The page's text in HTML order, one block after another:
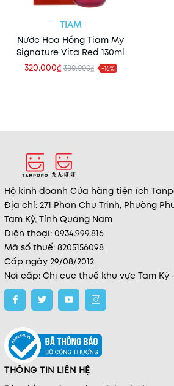
TIAM
Nước Hoa Hồng Tiam My
Signature Vita Red 130ml
320.000₫ 380.000₫ -16%
Hộ kinh doanh Cửa hàng tiện ích
Địa chỉ: 271 Phan Chu Trinh, Phường
Tam Kỳ, Tỉnh Quảng Nam
Điện thoại: 0934.999.816
Mã số thuế: 8205156098
Cấp ngày 29/08/2012
Nơi cấp: Chi cục thuế khu vực Tam Kỳ
THÔNG TIN LIÊN HỆ